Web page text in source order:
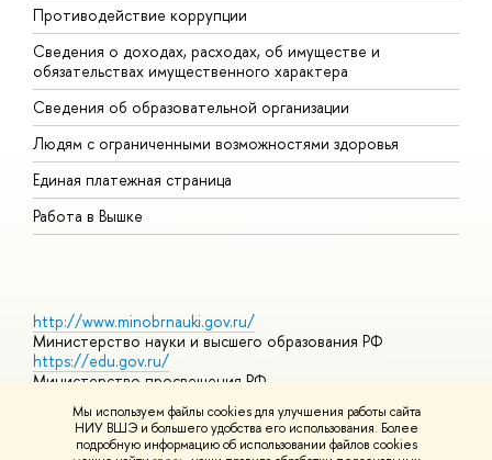
Мы используем файлы cookies для улучшения работы сайта
НИУ ВШЭ и большего удобства его использования. Более
подробную информацию об использовании файлов cookies
Противодействие коррупции
Сведения о доходах, расходах, об имуществе и
обязательствах имущественного характера
Сведения об образовательной организации
Людям с ограниченными возможностями здоровья
Единая платежная страница
Работа в Вышке
http://www.minobrnauki.gov.ru/
Министерство науки и высшего образования РФ
https://edu.gov.ru/
Министерство просвещения РФ
Массовые открытые онлайн-курсы